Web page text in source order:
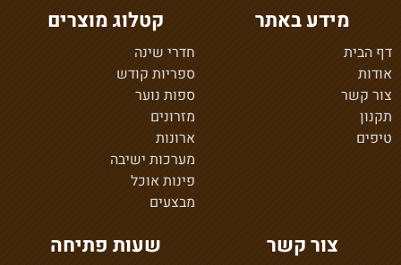
מידע באתר
דף הבית
אודות
צור קשר
תקנון
טיפים
קטלוג מוצרים
חדרי שינה
ספריות קודש
ספות נוער
מזרונים
ארונות
מערכות ישיבה
פינות אוכל
מבצעים
צור קשר שעות פתיחה